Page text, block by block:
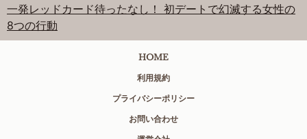
一発レッドカード待ったなし！ 初デートで幻滅する女性の
8つの行動
HOME
利用規約
プライバシーポリシー
お問い合わせ